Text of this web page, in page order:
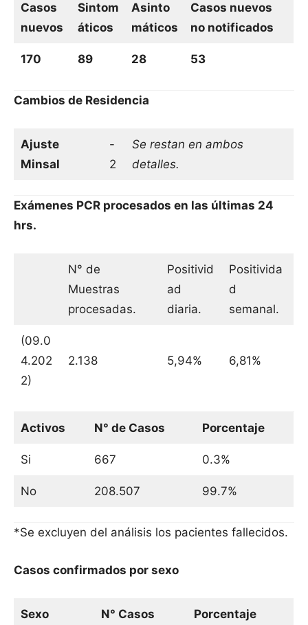
Casos
nuevos
Sintom
áticos
Asinto
máticos
Casos nuevos
no notificados
170 89 28 53
Cambios de Residencia
Ajuste
Minsal
-
2
Se restan en ambos
detalles.
Exámenes PCR procesados en las últimas 24
hrs.
N° de
Muestras
procesadas.
Positivid
ad
diaria.
Positivida
d
semanal.
(09.0
4.202
2)
2.138 5,94% 6,81%
Activos N° de Casos Porcentaje
Si 667 0.3%
No 208.507 99.7%
*Se excluyen del análisis los pacientes fallecidos.
Casos confirmados por sexo
Sexo N° Casos Porcentaje